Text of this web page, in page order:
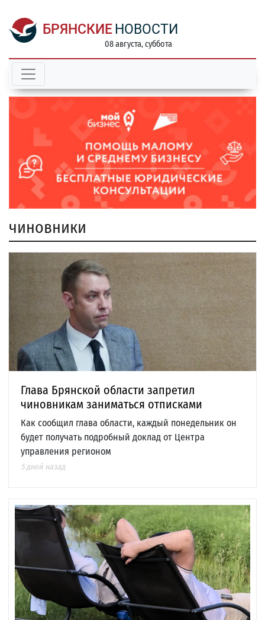
БРЯНСКИЕ НОВОСТИ
08 августа, суббота
чиновники
Глава Брянской области запретил
чиновникам заниматься отписками
Как сообщил глава области, каждый понедельник он
будет получать подробный доклад от Центра
управления регионом
5 дней назад